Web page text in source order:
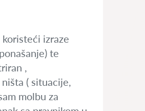
izraze
te
,
( situacije,
molbu za